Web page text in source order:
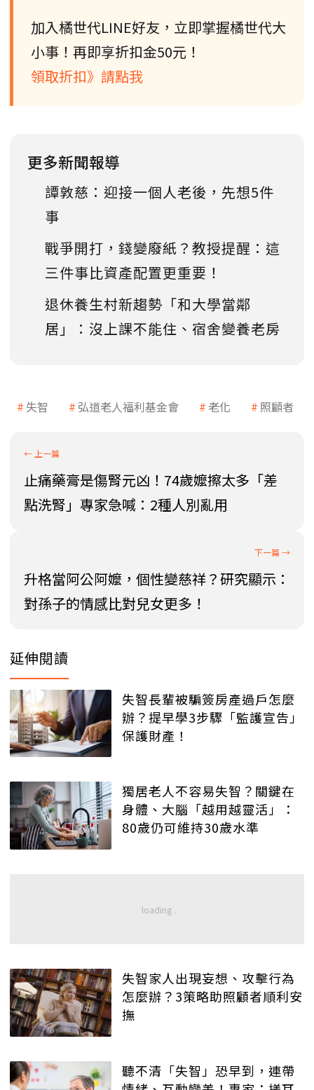
加入橘世代LINE好友，立即掌握橘世代大
小事！再即享折扣金50元！
領取折扣》請點我
更多新聞報導
譚敦慈：迎接一個人老後，先想5件
事
戰爭開打，錢變廢紙？教授提醒：這
三件事比資產配置更重要！
退休養生村新趨勢「和大學當鄰
居」：沒上課不能住、宿舍變養老房
失智 弘道老人福利基金會 老化 照顧者
止痛藥膏是傷腎元凶！74歲嬤擦太多「差
點洗腎」專家急喊：2種人別亂用
升格當阿公阿嬤，個性變慈祥？研究顯示：
對孫子的情感比對兒女更多！
延伸閱讀
失智長輩被騙簽房產過戶怎麼
辦？提早學3步驟「監護宣告」
保護財產！
獨居老人不容易失智？關鍵在
身體、大腦「越用越靈活」：
80歲仍可維持30歲水準
失智家人出現妄想、攻擊行為
怎麼辦？3策略助照顧者順利安
撫
聽不清「失智」恐早到，連帶